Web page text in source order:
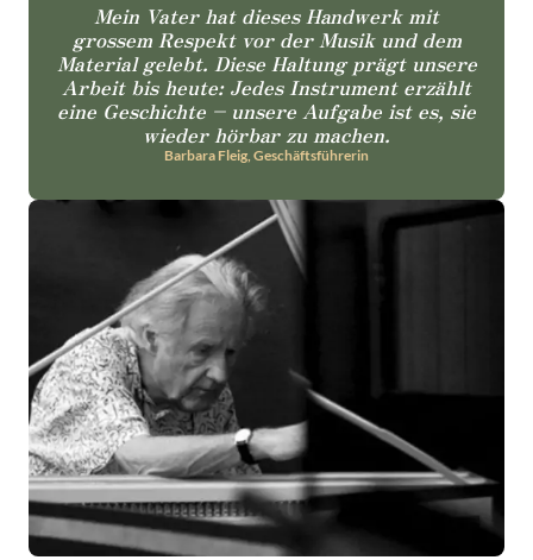
Mein Vater hat dieses Handwerk mit
grossem Respekt vor der Musik und dem
Material gelebt. Diese Haltung prägt unsere
Arbeit bis heute: Jedes Instrument erzählt
eine Geschichte – unsere Aufgabe ist es, sie
wieder hörbar zu machen.
Barbara Fleig, Geschäftsführerin